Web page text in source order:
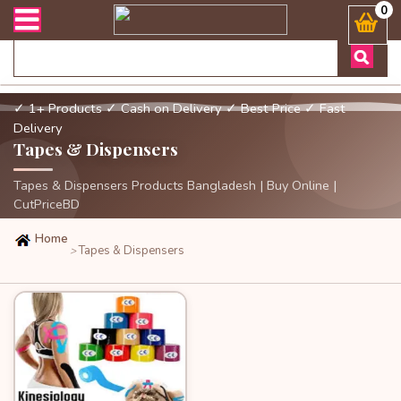
অর্ডার এবং ডেলিভারী সংক্রান্ত যেকোনো জিজ্ঞাসায় কল করুনঃ ( 0
✓ 1+ Products ✓ Cash on Delivery ✓ Best Price ✓ Fast
Delivery
Tapes & Dispensers
Tapes & Dispensers Products Bangladesh | Buy Online |
CutPriceBD
Home
>Tapes & Dispensers